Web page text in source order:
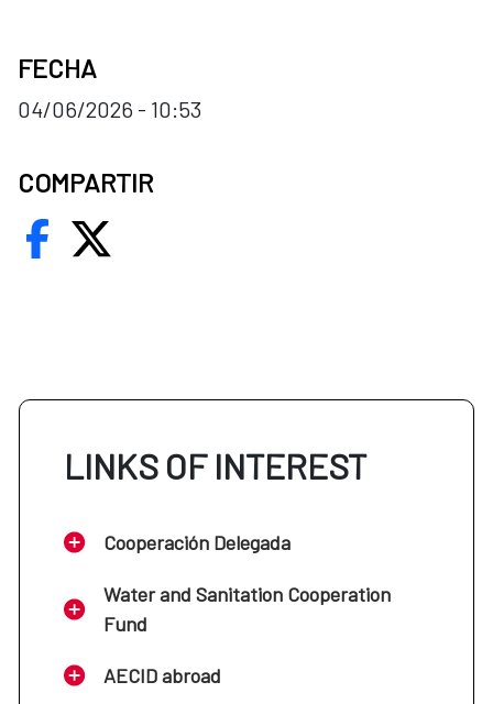
FECHA
04/06/2026 - 10:53
COMPARTIR
LINKS OF INTEREST
Cooperación Delegada
Water and Sanitation Cooperation
Fund
AECID abroad